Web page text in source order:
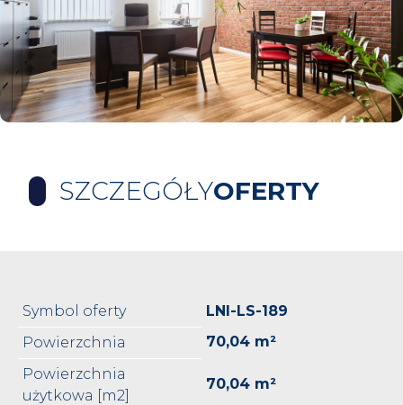
SZCZEGÓŁYOFERTY
Symbol oferty
LNI-LS-189
Powierzchnia
70,04 m²
Powierzchnia
użytkowa [m2]
70,04 m²